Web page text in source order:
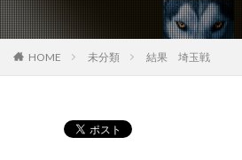
HOME 未分類 結果 埼玉戦